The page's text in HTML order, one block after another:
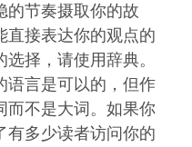
的节奏摄取你的故
直接表达你的观点的
择，请使用辞典。
语言是可以的，但作
而不是大词。如果你
有多少读者访问你的